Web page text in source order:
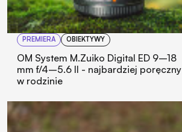
PREMIERA OBIEKTYWY
OM System M.Zuiko Digital ED 9–18
mm f/4–5.6 II - najbardziej poręczny
w rodzinie